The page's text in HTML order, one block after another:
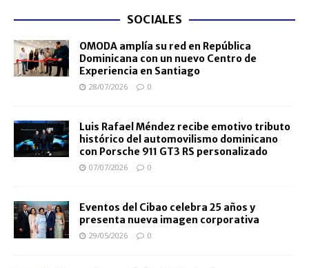
SOCIALES
OMODA amplía su red en República
Dominicana con un nuevo Centro de
Experiencia en Santiago
28/07/2026 0
Luis Rafael Méndez recibe emotivo tributo
histórico del automovilismo dominicano
con Porsche 911 GT3 RS personalizado
07/07/2026 0
Eventos del Cibao celebra 25 años y
presenta nueva imagen corporativa
29/05/2026 0